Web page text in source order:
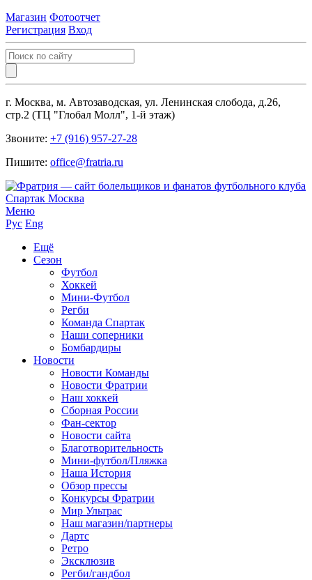
Магазин Фотоотчет
Регистрация Вход
г. Москва, м. Автозаводская, ул. Ленинская слобода, д.26,
стр.2 (ТЦ "Глобал Молл", 1-й этаж)
Звоните: +7 (916) 957-27-28
Пишите: office@fratria.ru
Меню
Рус Eng
Ещё
Сезон
Футбол
Хоккей
Мини-Футбол
Регби
Команда Спартак
Наши соперники
Бомбардиры
Новости
Новости Команды
Новости Фратрии
Наш хоккей
Сборная России
Фан-cектор
Новости сайта
Благотворительность
Мини-футбол/Пляжка
Наша История
Обзор прессы
Конкурсы Фратрии
Мир Ультрас
Наш магазин/партнеры
Дартс
Ретро
Эксклюзив
Регби/гандбол